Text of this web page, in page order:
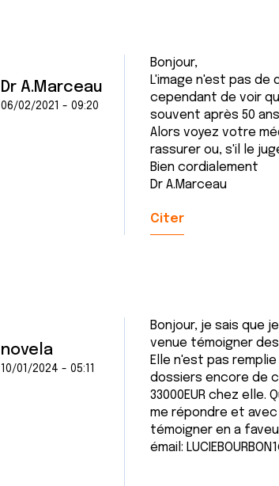
Dr A.Marceau
06/02/2021 - 09:20
Bonjour,
L'image n'est pas
cependant de voir
souvent après 50
Alors voyez votre
rassurer ou, s'il le
Bien cordialement
Dr A.Marceau
Citer
novela
10/01/2024 - 05:11
Bonjour, je sais que
venue témoigner
Elle n'est pas
dossiers encore de
33000EUR chez elle.
me répondre et
témoigner en a
émail: